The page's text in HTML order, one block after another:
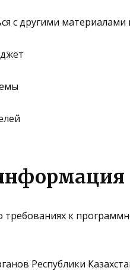
с другими материалами
к
Республики